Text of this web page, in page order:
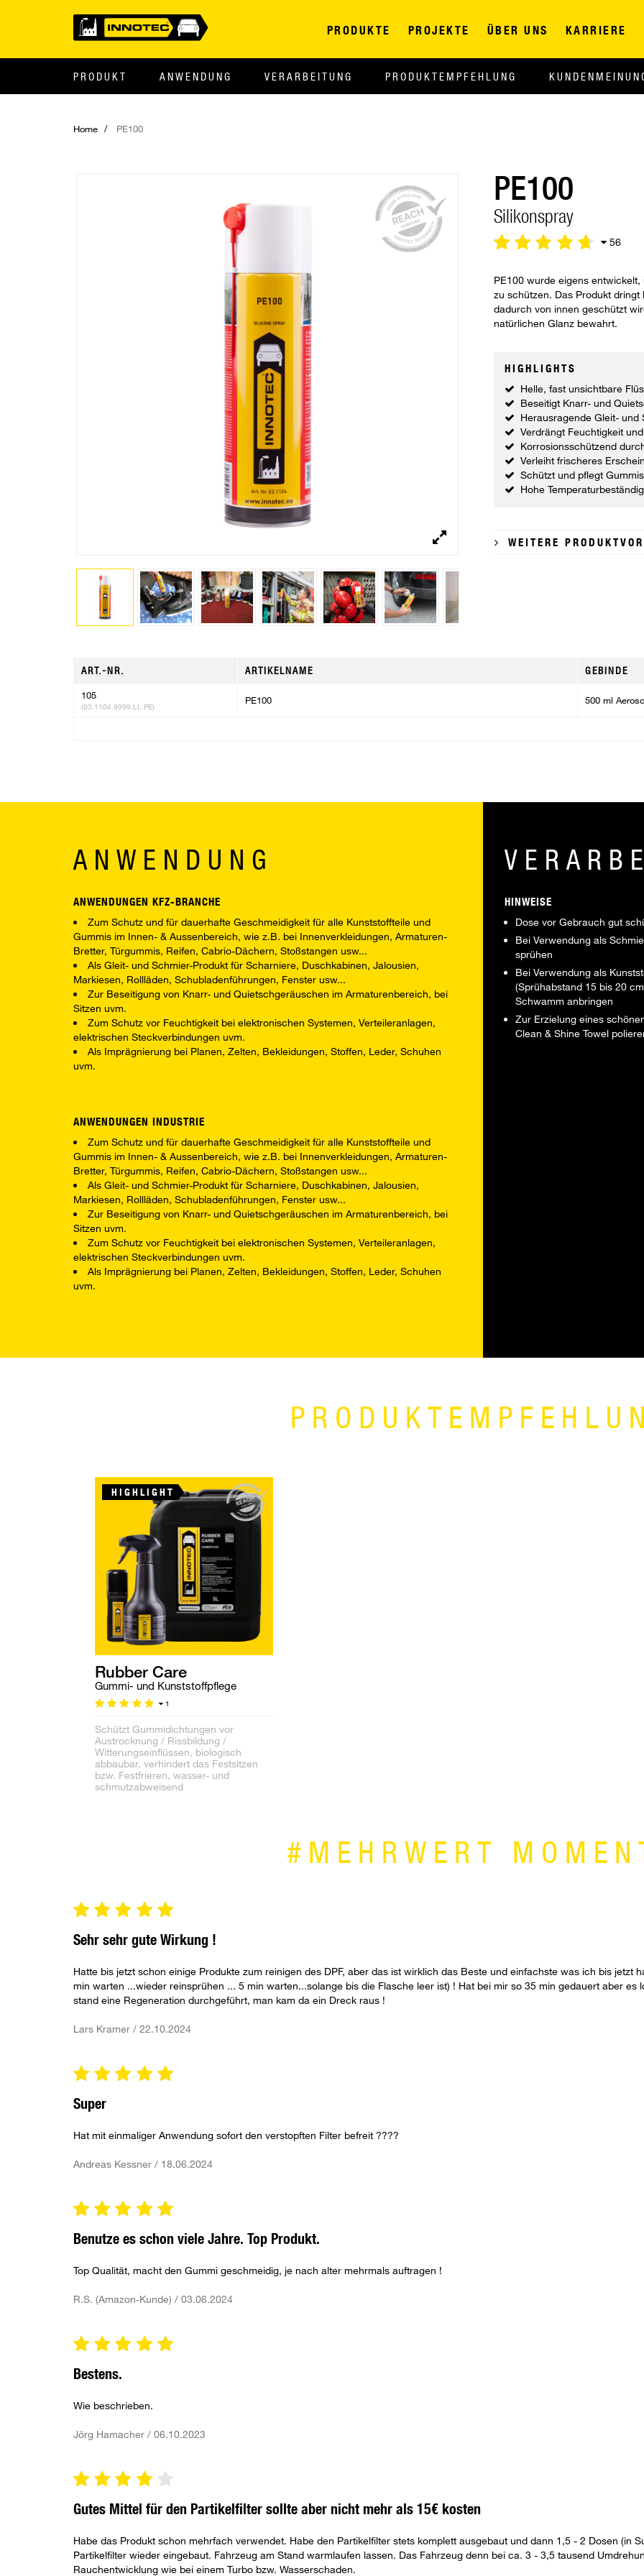
PRODUKTE PROJEKTE ÜBER UNS KARRIERE
PRODUKT ANWENDUNG VERARBEITUNG PRODUKTEMPFEHLUNG
Home PE100
PE100
Silikonspray
56
PE100 wurde eigens
zu schützen. Das Produkt
dadurch von innen geschützt
natürlichen Glanz bewahrt.
HIGHLIGHTS
Helle, fast unsichtbare
Beseitigt Knarr- und
Herausragende Gleit- und
Verdrängt Feuchtigkeit
Korrosionsschützend
Verleiht frischeres
Schützt und pflegt
Hohe
WEITERE
ART.-NR. ARTIKELNAME GEBINDE
105
(03.1104.9999.LI, PE)
PE100 500 ml
ANWENDUNG
ANWENDUNGEN KFZ-BRANCHE
Zum Schutz und für dauerhafte Geschmeidigkeit für alle Kunststoffteile und
Gummis im Innen- & Aussenbereich, wie z.B. bei Innenverkleidungen, Armaturen-
Bretter, Türgummis, Reifen, Cabrio-Dächern, Stoßstangen usw...
Als Gleit- und Schmier-Produkt für Scharniere, Duschkabinen, Jalousien,
Markiesen, Rollläden, Schubladenführungen, Fenster usw...
Zur Beseitigung von Knarr- und Quietschgeräuschen im Armaturenbereich, bei
Sitzen uvm.
Zum Schutz vor Feuchtigkeit bei elektronischen Systemen, Verteileranlagen,
elektrischen Steckverbindungen uvm.
Als Imprägnierung bei Planen, Zelten, Bekleidungen, Stoffen, Leder, Schuhen
uvm.
ANWENDUNGEN INDUSTRIE
Zum Schutz und für dauerhafte Geschmeidigkeit für alle Kunststoffteile und
Gummis im Innen- & Aussenbereich, wie z.B. bei Innenverkleidungen, Armaturen-
Bretter, Türgummis, Reifen, Cabrio-Dächern, Stoßstangen usw...
Als Gleit- und Schmier-Produkt für Scharniere, Duschkabinen, Jalousien,
Markiesen, Rollläden, Schubladenführungen, Fenster usw...
Zur Beseitigung von Knarr- und Quietschgeräuschen im Armaturenbereich, bei
Sitzen uvm.
Zum Schutz vor Feuchtigkeit bei elektronischen Systemen, Verteileranlagen,
elektrischen Steckverbindungen uvm.
Als Imprägnierung bei Planen, Zelten, Bekleidungen, Stoffen, Leder, Schuhen
uvm.
HINWEISE
Dose vor Gebrauch gut
Bei Verwendung als
sprühen
Bei Verwendung als
(Sprühabstand 15 bis 20
Schwamm anbringen
Zur Erzielung eines
Clean & Shine Towel
HIGHLIGHT
Rubber Care
Gummi- und Kunststoffpflege
1
Schützt Gummidichtungen vor
Austrocknung / Rissbildung /
Witterungseinflüssen, biologisch
abbaubar, verhindert das Festsitzen
bzw. Festfrieren, wasser- und
schmutzabweisend
#MEHRWERT
Sehr sehr gute Wirkung !
Hatte bis jetzt schon einige Produkte zum reinigen des DPF, aber das ist wirklich das Beste und einfachste was ich bis jetzt
min warten ...wieder reinsprühen ... 5 min warten...solange bis die Flasche leer ist) ! Hat bei mir so 35 min gedauert aber
stand eine Regeneration durchgeführt, man kam da ein Dreck raus !
Lars Kramer / 22.10.2024
Super
Hat mit einmaliger Anwendung sofort den verstopften Filter befreit ????
Andreas Kessner / 18.06.2024
Benutze es schon viele Jahre. Top Produkt.
Top Qualität, macht den Gummi geschmeidig, je nach alter mehrmals auftragen !
R.S. (Amazon-Kunde) / 03.06.2024
Bestens.
Wie beschrieben.
Jörg Hamacher / 06.10.2023
Gutes Mittel für den Partikelfilter sollte aber nicht mehr als 15€ kosten
Habe das Produkt schon mehrfach verwendet. Habe den Partikelfilter stets komplett ausgebaut und dann 1,5 - 2 Dosen (in
Partikelfilter wieder eingebaut. Fahrzeug am Stand warmlaufen lassen. Das Fahrzeug denn bei ca. 3 - 3,5 tausend
Rauchentwicklung wie bei einem Turbo bzw. Wasserschaden.